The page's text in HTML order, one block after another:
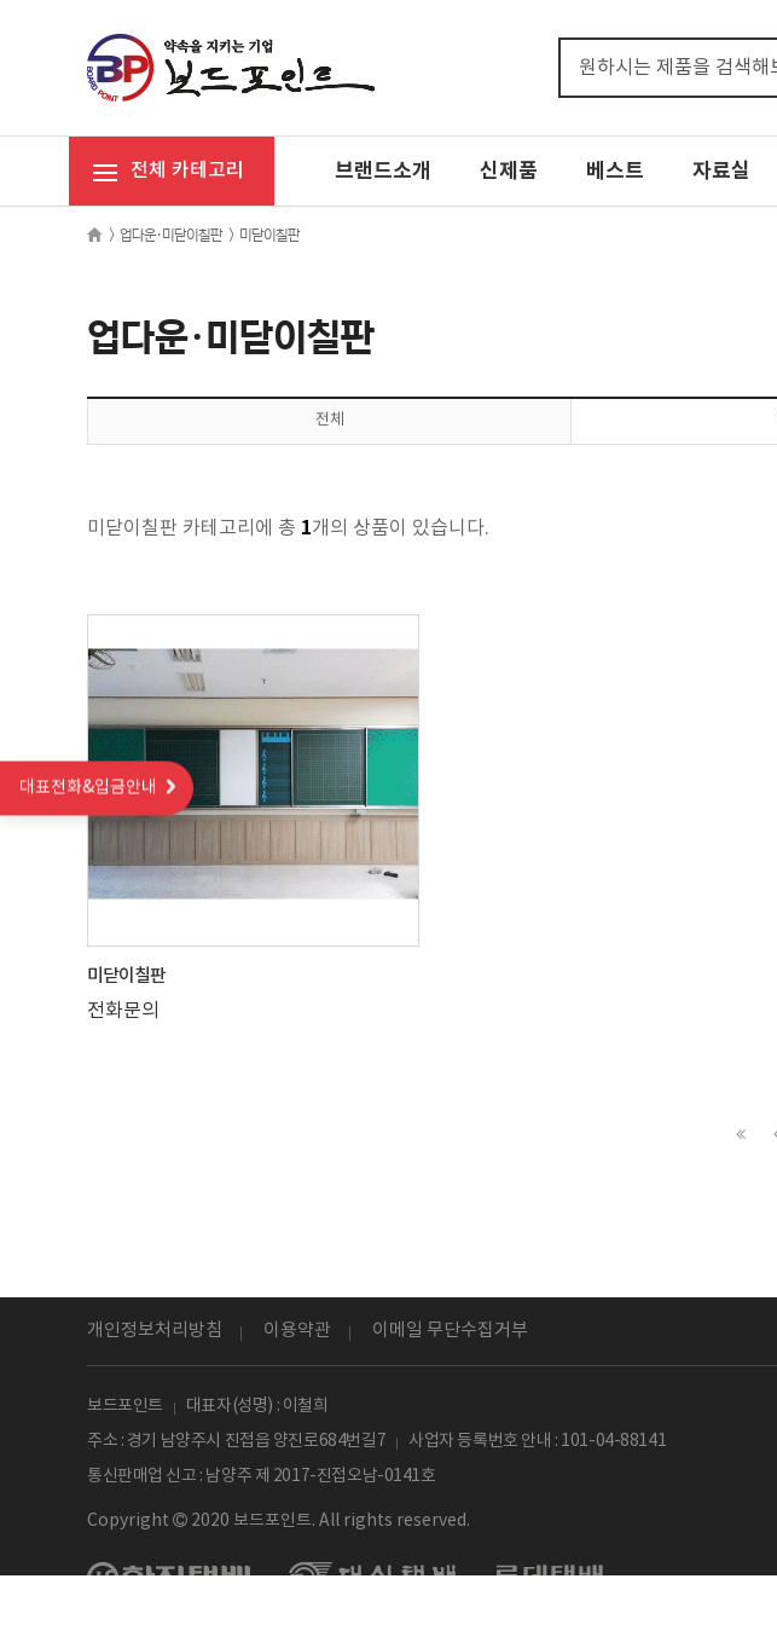
전체 카테고리 브랜드소개 신제품 베스트 자료실
> 업다운·미닫이칠판 > 미닫이칠판
업다운·미닫이칠판
대표전화&입금안내
전체
미닫이칠판 카테고리에 총 1개의 상품이 있습니다.
미닫이칠판
전화문의
개인정보처리방침 이용약관 이메일 무단수집거부
보드포인트
대표자(성명) : 이철희
주소 : 경기 남양주시 진접읍 양진로684번길7
사업자 등록번호 안내 : 101-04-88141
통신판매업 신고 : 남양주 제 2017-진접오남-0141호
Copyright 2020 보드포인트. All rights reserved.